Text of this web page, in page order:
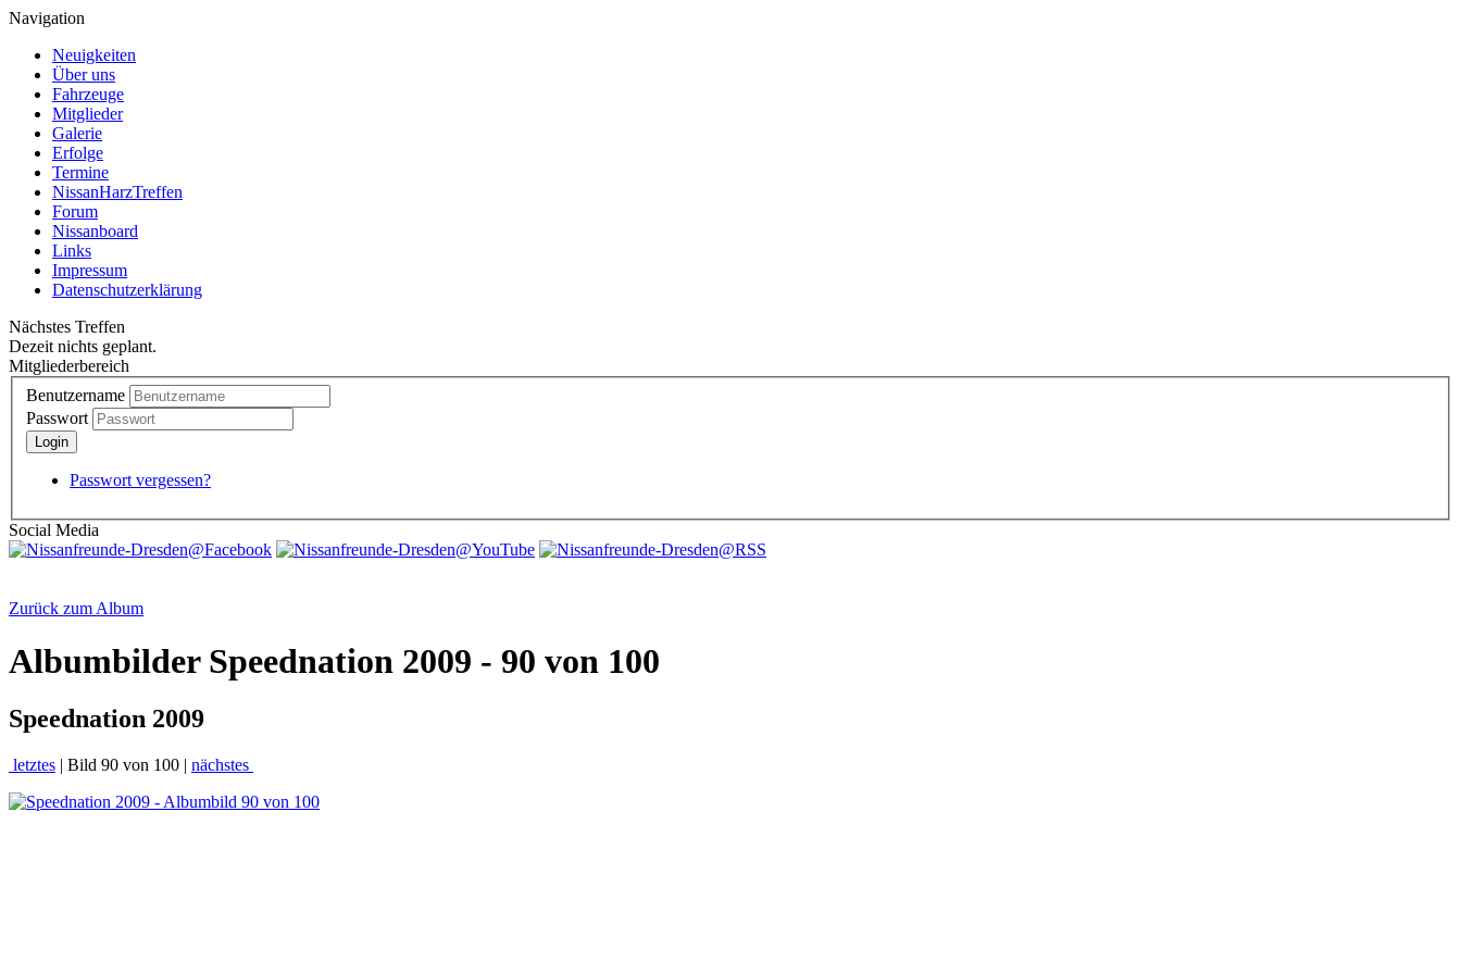
Navigation
Neuigkeiten
Über uns
Fahrzeuge
Mitglieder
Galerie
Erfolge
Termine
NissanHarzTreffen
Forum
Nissanboard
Links
Impressum
Datenschutzerklärung
Nächstes Treffen
Dezeit nichts geplant.
Mitgliederbereich
Benutzername
Passwort
Passwort vergessen?
Social Media
Zurück zum Album
Albumbilder Speednation 2009 - 90 von 100
Speednation 2009
letztes | Bild 90 von 100 | nächstes